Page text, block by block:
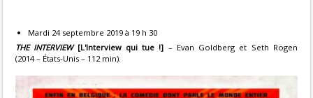
Mardi 24 septembre 2019 à 19 h 30
THE INTERVIEW [L'Interview qui tue !] – Evan Goldberg et Seth Rogen
(2014 – États-Unis – 112 min).